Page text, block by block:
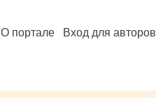
О портале Вход для авторов